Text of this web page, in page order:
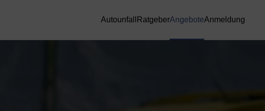
Autounfall RatgeberAngeboteAnmeldung